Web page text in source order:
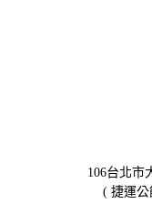
106台北市
( 捷運公